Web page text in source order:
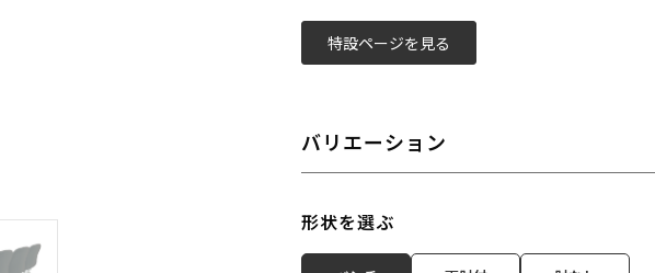
特設ページを見る
バリエーション
形状を選ぶ